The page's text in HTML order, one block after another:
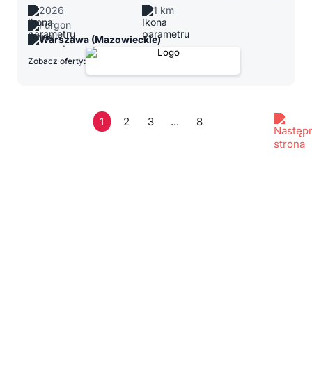
2026
1 km
Furgon
Warszawa (Mazowieckie)
Zobacz oferty:
1 2 3 ... 8